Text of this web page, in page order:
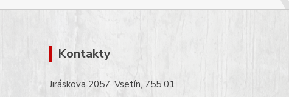
Kontakty
Jiráskova 2057, Vsetín, 755 01